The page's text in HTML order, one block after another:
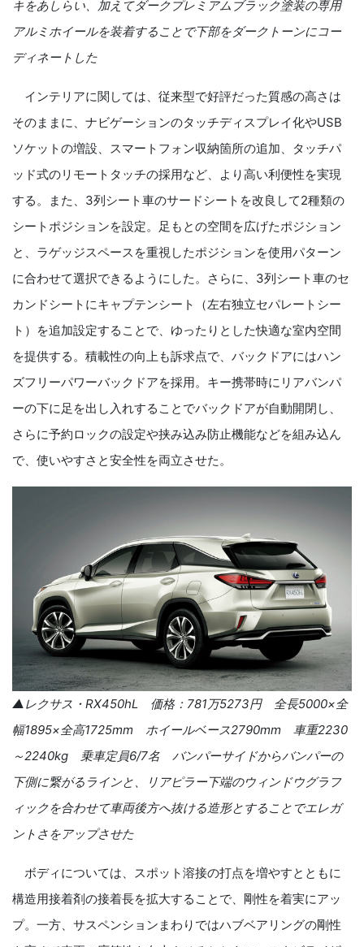
キをあしらい、加えてダークプレミアムブラック塗装の専用
アルミホイールを装着することで下部をダークトーンにコー
ディネートした
インテリアに関しては、従来型で好評だった質感の高さは
そのままに、ナビゲーションのタッチディスプレイ化やUSB
ソケットの増設、スマートフォン収納箇所の追加、タッチパ
ッド式のリモートタッチの採用など、より高い利便性を実現
する。また、 3列シート車のサードシートを改良して2種類の
シートポジションを設定。足もとの空間を広げたポジション
と、ラゲッジスペースを重視したポジションを使用パターン
に合わせて選択できるようにした。さらに、 3列シート車のセ
カンドシートにキャプテンシート（左右独立セパレートシー
ト）を追加設定することで、ゆったりとした快適な室内空間
を提供する。積載性の向上も訴求点で、バックドアにはハン
ズフリーパワーバックドアを採用。キー携帯時にリアバンパ
ーの下に足を出し入れすることでバックドアが自動開閉し、
さらに予約ロックの設定や挟み込み防止機能などを組み込ん
で、使いやすさと安全性を両立させた。
▲レクサス・ RX450hL 価格： 781万5273円 全長5000×全
幅1895×全高1725mm ホイールベース2790mm 車重2230
～2240kg 乗車定員6/7名 バンパーサイドからバンパーの
下側に繋がるラインと、リアピラー下端のウィンドウグラフ
ィックを合わせて車両後方へ抜ける造形とすることでエレガ
ントさをアップさせた
ボディについては、スポット溶接の打点を増やすとともに
構造用接着剤の接着長を拡大することで、剛性を着実にアッ
プ。一方、サスペンションまわりではハブベアリングの剛性